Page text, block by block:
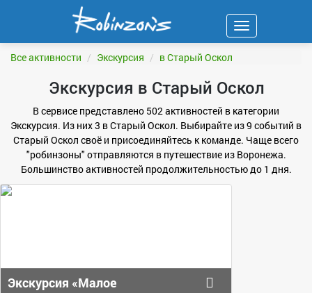
Навигация
Все активности Экскурсия в Старый Оскол
Экскурсия в Старый Оскол
В сервисе представлено 502 активностей в категории
Экскурсия. Из них 3 в Старый Оскол. Выбирайте из 9 событий в
Старый Оскол своё и присоединяйтесь к команде. Чаще всего
"робинзоны" отправляются в путешествие из Воронежа.
Большинство активностей продолжительностью до 1 дня.
Экскурсия «Малое